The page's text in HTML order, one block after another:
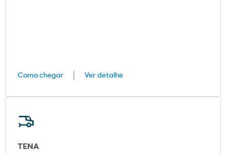
Como chegar Ver detalhe
TENA